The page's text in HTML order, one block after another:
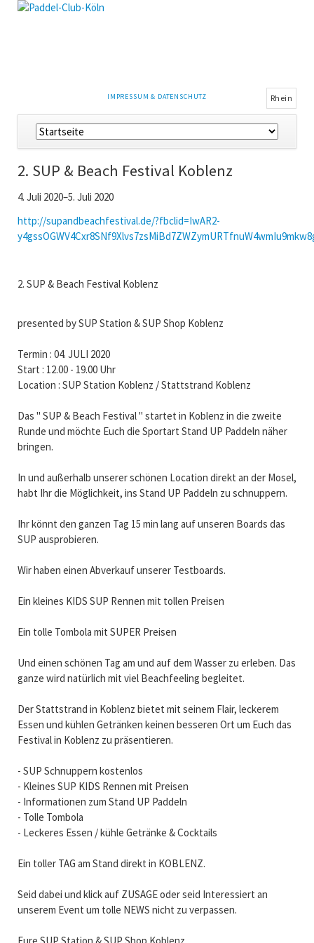
NAVIGATION
IMPRESSUM & DATENSCHUTZ Rhein
Navigation
überspringen
2. SUP & Beach Festival Koblenz
4. Juli 2020–5. Juli 2020
http://supandbeachfestival.de/?fbclid=IwAR2-
2. SUP & Beach Festival Koblenz
presented by SUP Station & SUP Shop Koblenz
Termin : 04. JULI 2020
Start : 12.00 - 19.00 Uhr
Location : SUP Station Koblenz / Stattstrand Koblenz
Das " SUP & Beach Festival " startet in Koblenz in die zweite
Runde und möchte Euch die Sportart Stand UP Paddeln näher
bringen.
In und außerhalb unserer schönen Location direkt an der Mosel,
habt Ihr die Möglichkeit, ins Stand UP Paddeln zu schnuppern.
Ihr könnt den ganzen Tag 15 min lang auf unseren Boards das
SUP ausprobieren.
Wir haben einen Abverkauf unserer Testboards.
Ein kleines KIDS SUP Rennen mit tollen Preisen
Ein tolle Tombola mit SUPER Preisen
Und einen schönen Tag am und auf dem Wasser zu erleben. Das
ganze wird natürlich mit viel Beachfeeling begleitet.
Der Stattstrand in Koblenz bietet mit seinem Flair, leckerem
Essen und kühlen Getränken keinen besseren Ort um Euch das
Festival in Koblenz zu präsentieren.
- SUP Schnuppern kostenlos
- Kleines SUP KIDS Rennen mit Preisen
- Informationen zum Stand UP Paddeln
- Tolle Tombola
- Leckeres Essen / kühle Getränke & Cocktails
Ein toller TAG am Stand direkt in KOBLENZ.
Seid dabei und klick auf ZUSAGE oder seid Interessiert an
unserem Event um tolle NEWS nicht zu verpassen.